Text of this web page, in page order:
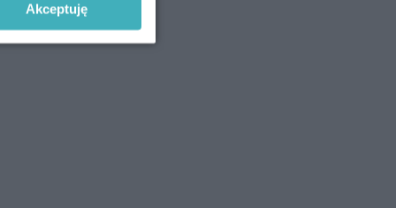
Akceptuję